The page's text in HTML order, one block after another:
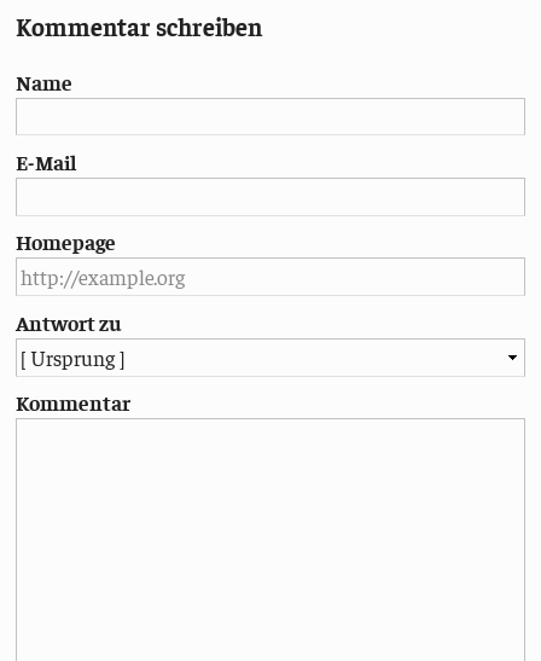
Kommentar schreiben
Name
E-Mail
Homepage
Antwort zu
Kommentar